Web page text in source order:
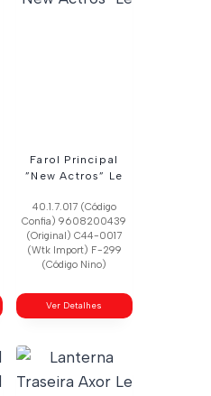
Farol Principal
”New Actros” Le
40.1.7.017 (Código
Confia) 9608200439
(Original) C44-0017
(Wtk Import) F-299
(Código Nino)
Ver Detalhes